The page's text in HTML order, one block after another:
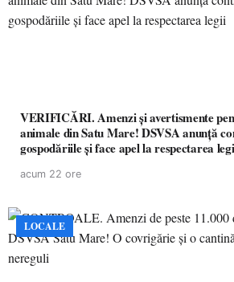
VERIFICĂRI. Amenzi și avertismente
animale din Satu Mare! DSVSA anunță
gospodăriile și face apel la respectarea
acum 22 ore
LOCALE